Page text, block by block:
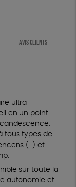
AVIS CLIENTS
ultra-
en un point
tous types de
(…) et
sur toute la
autonomie et